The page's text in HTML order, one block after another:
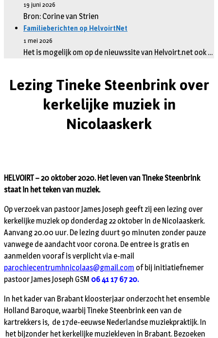
19 juni 2026
Bron: Corine van Strien
Familieberichten op HelvoirtNet
1 mei 2026
Het is mogelijk om op de nieuwssite van Helvoirt.net ook …
Lezing Tineke Steenbrink over
kerkelijke muziek in
Nicolaaskerk
HELVOIRT – 20 oktober 2020. Het leven van Tineke Steenbrink
staat in het teken van muziek.
Op verzoek van pastoor James Joseph geeft zij een lezing over
kerkelijke muziek op donderdag 22 oktober in de Nicolaaskerk.
Aanvang 20.00 uur. De lezing duurt 90 minuten zonder pauze
vanwege de aandacht voor corona. De entree is gratis en
aanmelden vooraf is verplicht via e-mail
parochiecentrumhnicolaas@gmail.com of bij initiatiefnemer
pastoor James Joseph GSM 06 41 17 67 20.
In het kader van Brabant kloosterjaar onderzocht het ensemble
Holland Baroque, waarbij Tineke Steenbrink een van de
kartrekkers is, de 17de-eeuwse Nederlandse muziekpraktijk. In
het bijzonder het kerkelijke muziekleven in Brabant. Bezoeken